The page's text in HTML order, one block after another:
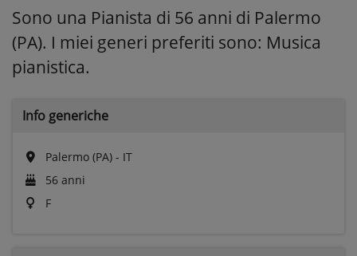
Sono una Pianista di 56 anni di Palermo
(PA). I miei generi preferiti sono: Musica
pianistica.
Info generiche
Palermo (PA) - IT
56 anni
F